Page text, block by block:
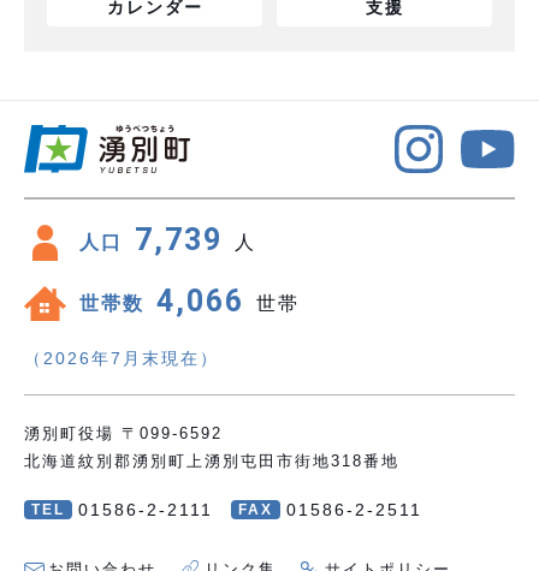
カレンダー
支援
人口 7,739 人
世帯数 4,066 世帯
（2026年7月末現在）
湧別町役場 〒099-6592
北海道紋別郡湧別町上湧別屯田市街地318番地
TEL 01586-2-2111 FAX 01586-2-2511